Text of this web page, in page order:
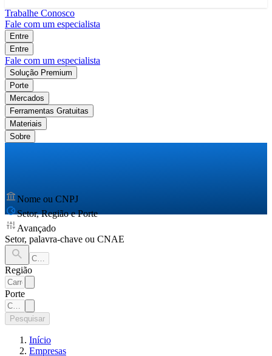
Trabalhe Conosco
Fale com um especialista
Entre
Entre
Fale com um especialista
Solução Premium
Porte
Mercados
Ferramentas Gratuitas
Materiais
Sobre
Nome ou CNPJ
Setor, Região e Porte
Avançado
Setor, palavra-chave ou CNAE
Região
Porte
Pesquisar
Início
Empresas